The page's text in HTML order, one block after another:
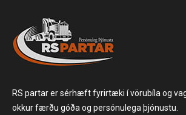
RS partar er sérhæft fyrirtæki í vörubíla og
okkur færðu góða og persónulega þjónustu.